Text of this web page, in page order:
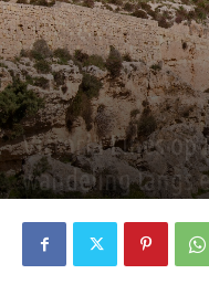
Malta
Victoria Lines op
wandeling langs